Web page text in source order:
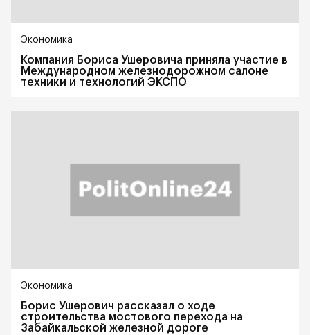
Экономика
Компания Бориса Ушеровича приняла участие в
Международном железнодорожном салоне
техники и технологий ЭКСПО
Экономика
Борис Ушерович рассказал о ходе
строительства мостового перехода на
Забайкальской железной дороге